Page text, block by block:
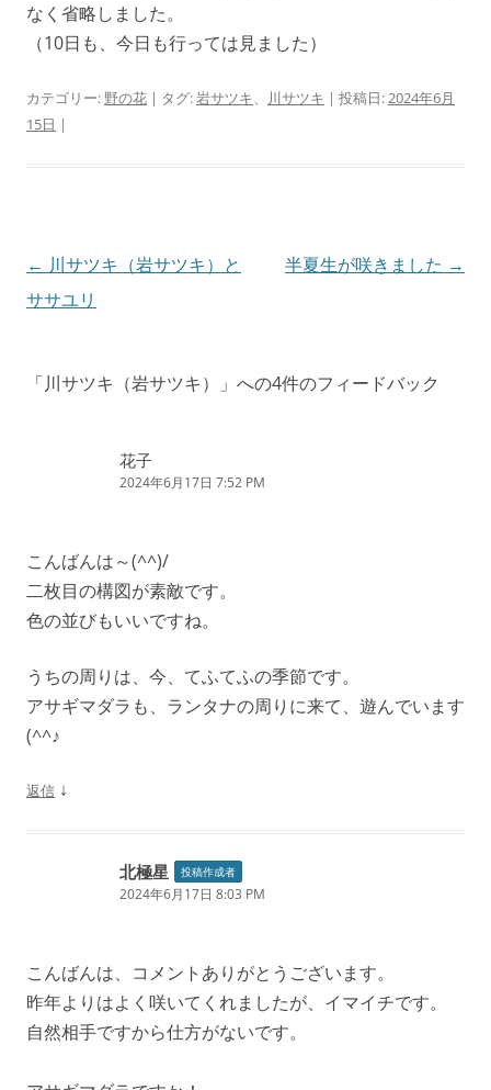
なく省略しました。
（10日も、今日も行っては見ました）
カテゴリー: 野の花 | タグ:岩サツキ、 川サツキ | 投稿日:2024年6月
15日 |
投
稿
ビ
← 川サツキ（岩サツキ）と
ササユリ
半夏生が咲きました →
「川サツキ（岩サツキ） 」への4件のフィードバック
花子
2024年6月17日 7:52 PM
こんばんは～(^^)/
二枚目の構図が素敵です。
色の並びもいいですね。
うちの周りは、今、てふてふの季節です。
アサギマダラも、ランタナの周りに来て、遊んでいます
(^^♪
返信 ↓
北極星 投稿作成者
2024年6月17日 8:03 PM
こんばんは、コメントありがとうございます。
昨年よりはよく咲いてくれましたが、イマイチです。
自然相手ですから仕方がないです。